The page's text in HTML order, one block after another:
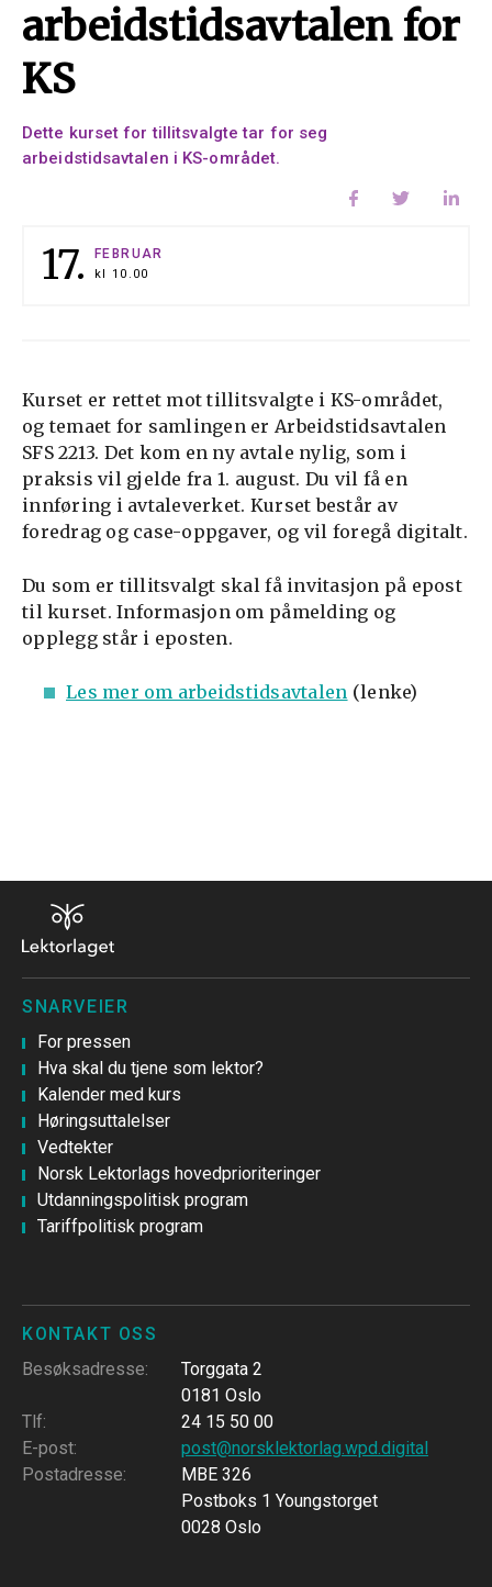
arbeidstidsavtalen for
KS
Dette kurset for tillitsvalgte tar for seg
arbeidstidsavtalen i KS-området.
17. FEBRUAR
kl 10.00
Kurset er rettet mot tillitsvalgte i KS-området,
og temaet for samlingen er Arbeidstidsavtalen
SFS 2213. Det kom en ny avtale nylig, som i
praksis vil gjelde fra 1. august. Du vil få en
innføring i avtaleverket. Kurset består av
foredrag og case-oppgaver, og vil foregå digitalt.
Du som er tillitsvalgt skal få invitasjon på epost
til kurset. Informasjon om påmelding og
opplegg står i eposten.
Les mer om arbeidstidsavtalen (lenke)
SNARVEIER
For pressen
Hva skal du tjene som lektor?
Kalender med kurs
Høringsuttalelser
Vedtekter
Norsk Lektorlags hovedprioriteringer
Utdanningspolitisk program
Tariffpolitisk program
KONTAKT OSS
Besøksadresse:
Torggata 2
0181 Oslo
Tlf:
24 15 50 00
E-post:
post@norsklektorlag.wpd.digital
Postadresse:
MBE 326
Postboks 1 Youngstorget
0028 Oslo